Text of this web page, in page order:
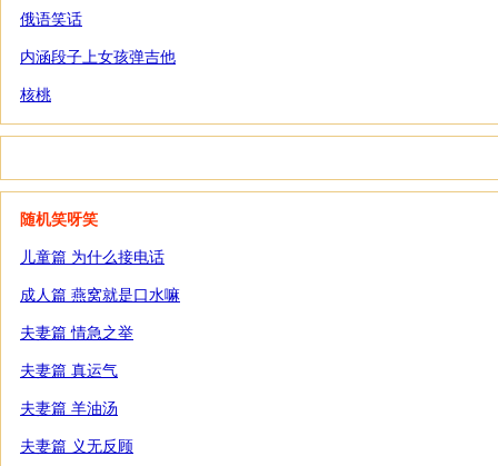
俄语笑话
内涵段子上女孩弹吉他
核桃
随机笑呀笑
儿童篇 为什么接电话
成人篇 燕窝就是口水嘛
夫妻篇 情急之举
夫妻篇 真运气
夫妻篇 羊油汤
夫妻篇 义无反顾